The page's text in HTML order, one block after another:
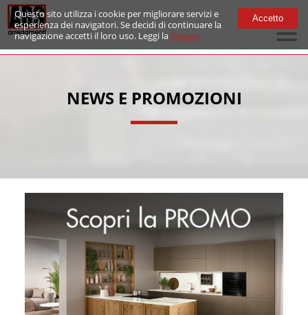
NEWS E PROMOZIONI
Questo sito utilizza i cookie per migliorare servizi e
esperienza dei navigatori. Se decidi di continuare la
navigazione accetti il loro uso. Leggi la Privacy
Accetto